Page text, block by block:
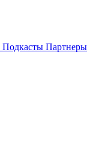
Подкасты Партнеры